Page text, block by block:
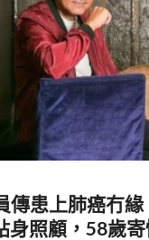
傳患上肺癌冇
照顧，58歲